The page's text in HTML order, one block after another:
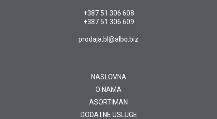
+387 51 306 608
+387 51 306 609
prodaja.bl@albo.biz
NASLOVNA
O NAMA
ASORTIMAN
DODATNE USLUGE